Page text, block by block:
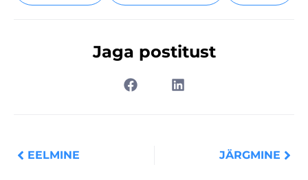
Jaga postitust
EELMINE JÄRGMINE